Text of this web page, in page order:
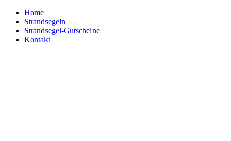
Home
Strandsegeln
Strandsegel-Gutscheine
Kontakt